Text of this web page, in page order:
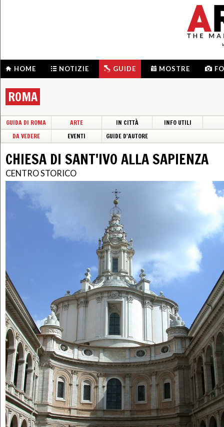
HOME NOTIZIE GUIDE MOSTRE
ROMA
GUIDA DI ROMA ARTE IN CITTÀ
INFO UTILI
DA VEDERE
EVENTI GUIDE D'AUTORE
CHIESA DI SANT'IVO ALLA SAPIENZA
CENTRO STORICO